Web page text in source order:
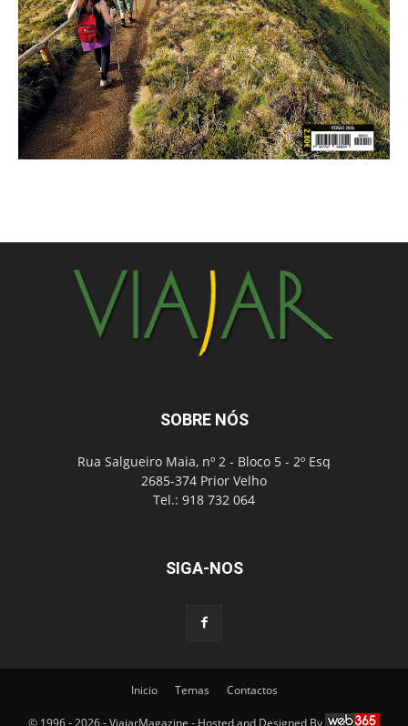
SOBRE NÓS
Rua Salgueiro Maia, nº 2 - Bloco 5 - 2º Esq
2685-374 Prior Velho
Tel.: 918 732 064
SIGA-NOS
Inicio Temas Contactos
© 1996 - 2026 - ViajarMagazine - Hosted and Designed By